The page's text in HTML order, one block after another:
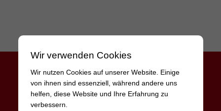
Wir verwenden Cookies
Wir nutzen Cookies auf unserer Website. Einige
von ihnen sind essenziell, während andere uns
helfen, diese Website und Ihre Erfahrung zu
verbessern.